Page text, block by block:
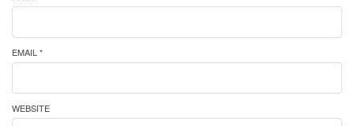
EMAIL *
WEBSITE